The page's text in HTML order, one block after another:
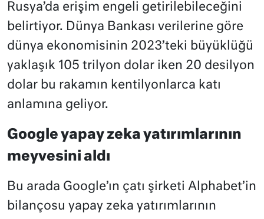
Rusya’da erişim engeli getirilebileceğini
belirtiyor. Dünya Bankası verilerine göre
dünya ekonomisinin 2023’teki büyüklüğü
yaklaşık 105 trilyon dolar iken 20 desilyon
dolar bu rakamın kentilyonlarca katı
anlamına geliyor.
Google yapay zeka yatırımlarının
meyvesini aldı
Bu arada Google’ın çatı şirketi Alphabet’in
bilançosu yapay zeka yatırımlarının